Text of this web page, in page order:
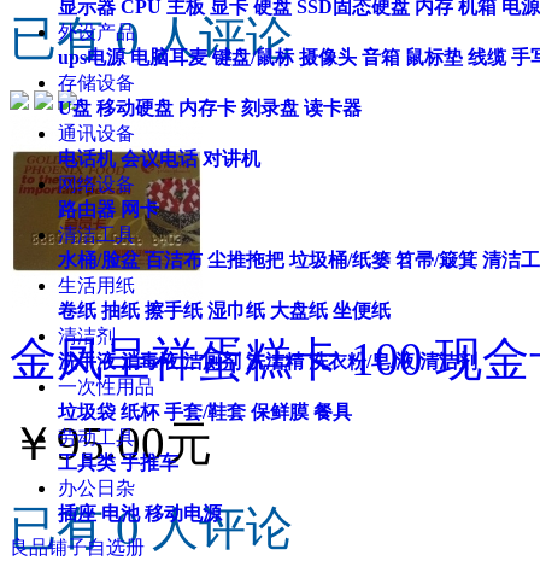
显示器 CPU 主板 显卡 硬盘 SSD固态硬盘 内存 机箱 电源
外设产品
ups电源 电脑耳麦 键盘/鼠标 摄像头 音箱 鼠标垫 线缆 手
存储设备
U盘 移动硬盘 内存卡 刻录盘 读卡器
通讯设备
电话机 会议电话 对讲机
网络设备
路由器 网卡
清洁工具
水桶/脸盆 百洁布 尘推拖把 垃圾桶/纸篓 笤帚/簸箕 清洁
生活用纸
卷纸 抽纸 擦手纸 湿巾纸 大盘纸 坐便纸
清洁剂
洗手液 消毒液 洁厕剂 洗洁精 洗衣粉/皂/液 清洁剂
一次性用品
垃圾袋 纸杯 手套/鞋套 保鲜膜 餐具
劳动工具
工具类 手推车
办公日杂
插座 电池 移动电源
良品铺子自选册
已有 0 人评论
金凤呈祥蛋糕卡 100 现
￥95.00元
已有 0 人评论